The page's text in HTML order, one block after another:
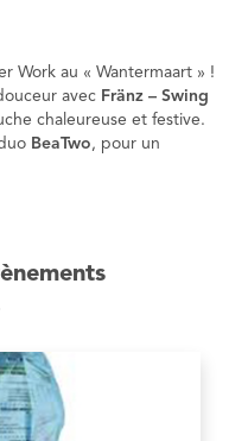
Work au « Wantermaart » !
avec Fränz – Swing
chaleureuse et festive.
BeaTwo, pour un